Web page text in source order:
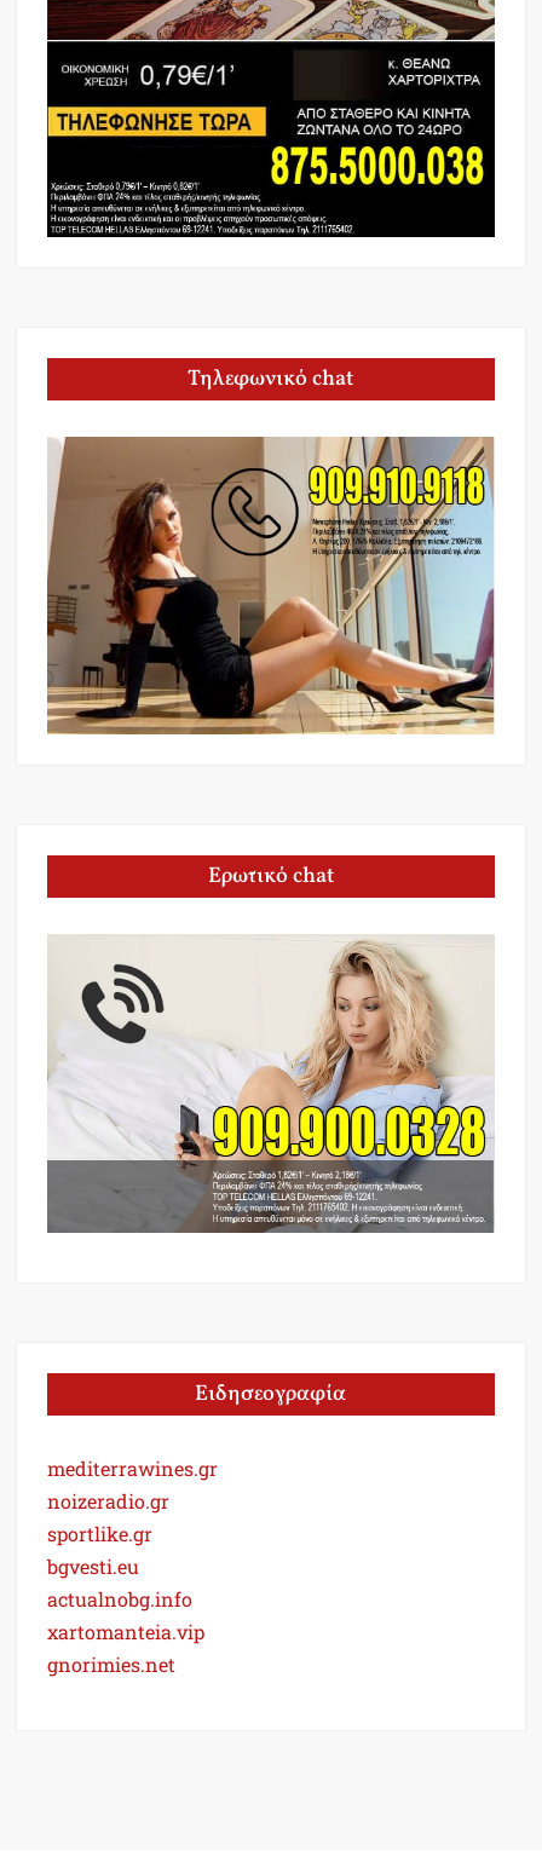
Τηλεφωνικό chat
Ερωτικό chat
Ειδησεογραφία
mediterrawines.gr
noizeradio.gr
sportlike.gr
bgvesti.eu
actualnobg.info
xartomanteia.vip
gnorimies.net